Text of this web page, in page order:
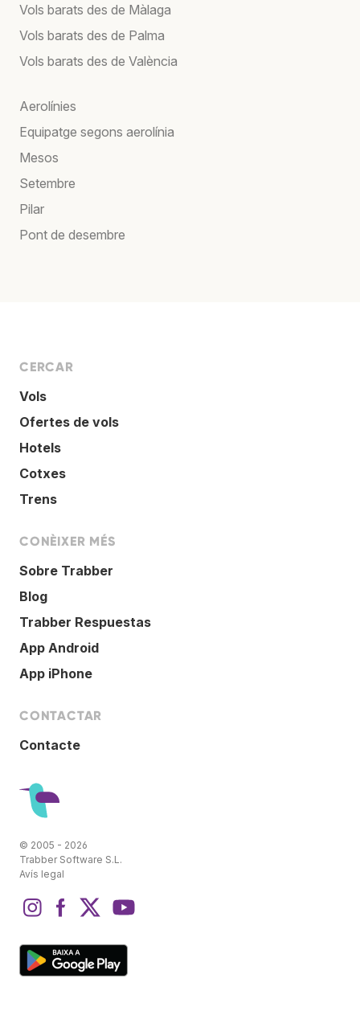
Vols barats des de Màlaga
Vols barats des de Palma
Vols barats des de València
Aerolínies
Equipatge segons aerolínia
Mesos
Setembre
Pilar
Pont de desembre
CERCAR
Vols
Ofertes de vols
Hotels
Cotxes
Trens
CONÈIXER MÉS
Sobre Trabber
Blog
Trabber Respuestas
App Android
App iPhone
CONTACTAR
Contacte
© 2005 - 2026
Trabber Software S.L.
Avís legal